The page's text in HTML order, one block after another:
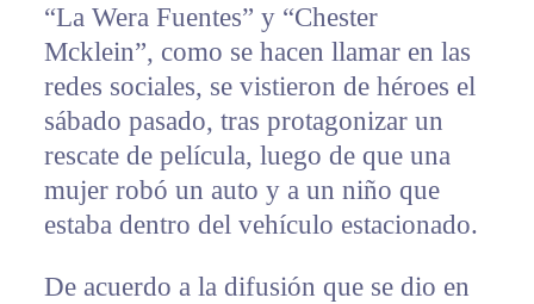
“La Wera Fuentes” y “Chester
Mcklein”, como se hacen llamar en las
redes sociales, se vistieron de héroes el
sábado pasado, tras protagonizar un
rescate de película, luego de que una
mujer robó un auto y a un niño que
estaba dentro del vehículo estacionado.
De acuerdo a la difusión que se dio en